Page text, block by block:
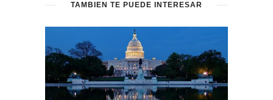
TAMBIEN TE PUEDE INTERESAR